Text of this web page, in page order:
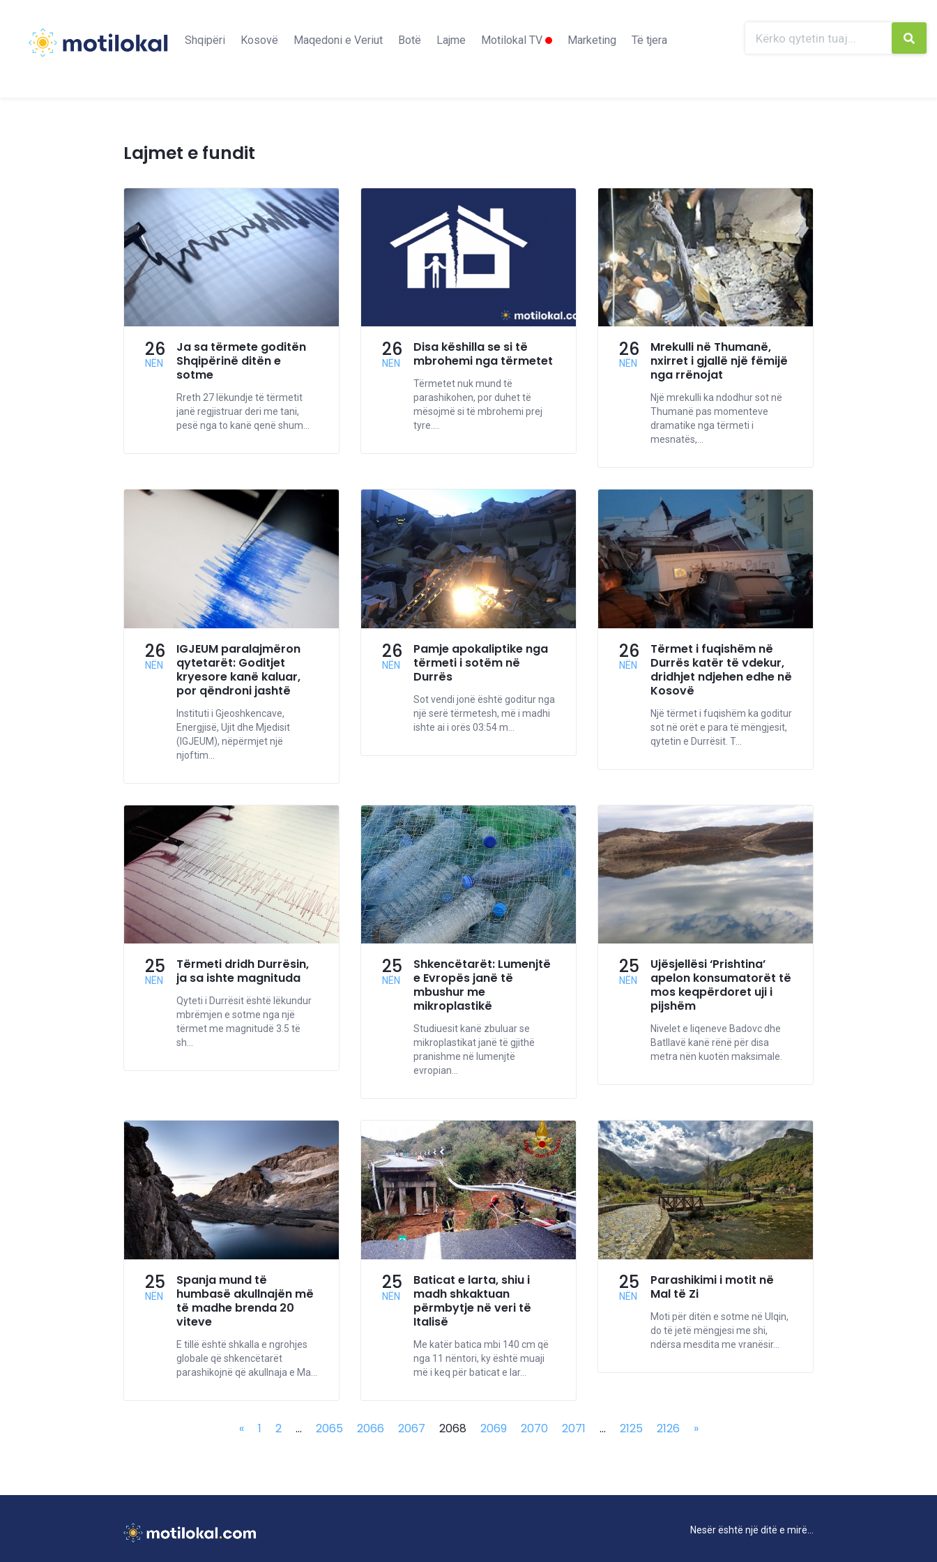
Shqipëri Kosovë Maqedoni e Veriut Botë Lajme Motilokal TV Marketing Të tjera
Lajmet e fundit
26
NËN
Ja sa tërmete goditën
Shqipërinë ditën e
sotme
Rreth 27 lëkundje të tërmetit
janë regjistruar deri me tani,
pesë nga to kanë qenë shum...
26
NËN
Disa këshilla se si të
mbrohemi nga tërmetet
Tërmetet nuk mund të
parashikohen, por duhet të
mësojmë si të mbrohemi prej
tyre....
26
NËN
Mrekulli në Thumanë,
nxirret i gjallë një fëmijë
nga rrënojat
Një mrekulli ka ndodhur sot në
Thumanë pas momenteve
dramatike nga tërmeti i
mesnatës,...
26
NËN
IGJEUM paralajmëron
qytetarët: Goditjet
kryesore kanë kaluar,
por qëndroni jashtë
Instituti i Gjeoshkencave,
Energjisë, Ujit dhe Mjedisit
(IGJEUM), nëpërmjet një
njoftim...
26
NËN
Pamje apokaliptike nga
tërmeti i sotëm në
Durrës
Sot vendi jonë është goditur nga
një serë tërmetesh, më i madhi
ishte ai i orës 03:54 m...
26
NËN
Tërmet i fuqishëm në
Durrës katër të vdekur,
dridhjet ndjehen edhe në
Kosovë
Një tërmet i fuqishëm ka goditur
sot në orët e para të mëngjesit,
qytetin e Durrësit. T...
25
NËN
Tërmeti dridh Durrësin,
ja sa ishte magnituda
Qyteti i Durrësit është lëkundur
mbrëmjen e sotme nga një
tërmet me magnitudë 3.5 të
sh...
25
NËN
Shkencëtarët: Lumenjtë
e Evropës janë të
mbushur me
mikroplastikë
Studiuesit kanë zbuluar se
mikroplastikat janë të gjithë
pranishme në lumenjtë
evropian...
25
NËN
Ujësjellësi ‘Prishtina’
apelon konsumatorët të
mos keqpërdoret uji i
pijshëm
Nivelet e liqeneve Badovc dhe
Batllavë kanë rënë për disa
metra nën kuotën maksimale.
25
NËN
Spanja mund të
humbasë akullnajën më
të madhe brenda 20
viteve
E tillë është shkalla e ngrohjes
globale që shkencëtarët
parashikojnë që akullnaja e Ma...
25
NËN
Baticat e larta, shiu i
madh shkaktuan
përmbytje në veri të
Italisë
Me katër batica mbi 140 cm që
nga 11 nëntori, ky është muaji
më i keq për baticat e lar...
25
NËN
Parashikimi i motit në
Mal të Zi
Moti për ditën e sotme në Ulqin,
do të jetë mëngjesi me shi,
ndërsa mesdita me vranësir...
« 1 2 ... 2065 2066 2067 2068 2069 2070 2071 ... 2125 2126 »
Nesër është një ditë e mirë...